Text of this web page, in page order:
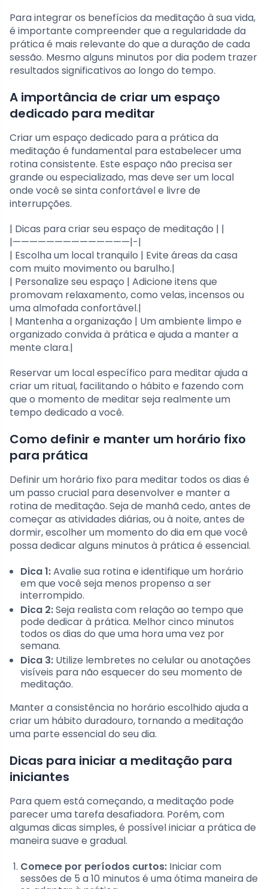
Para integrar os benefícios da meditação à sua vida,
é importante compreender que a regularidade da
prática é mais relevante do que a duração de cada
sessão. Mesmo alguns minutos por dia podem trazer
resultados significativos ao longo do tempo.
A importância de criar um espaço
dedicado para meditar
Criar um espaço dedicado para a prática da
meditação é fundamental para estabelecer uma
rotina consistente. Este espaço não precisa ser
grande ou especializado, mas deve ser um local
onde você se sinta confortável e livre de
interrupções.
| Dicas para criar seu espaço de meditação | |
|——————————————|-|
| Escolha um local tranquilo | Evite áreas da casa
com muito movimento ou barulho.|
| Personalize seu espaço | Adicione itens que
promovam relaxamento, como velas, incensos ou
uma almofada confortável.|
| Mantenha a organização | Um ambiente limpo e
organizado convida à prática e ajuda a manter a
mente clara.|
Reservar um local específico para meditar ajuda a
criar um ritual, facilitando o hábito e fazendo com
que o momento de meditar seja realmente um
tempo dedicado a você.
Como definir e manter um horário fixo
para prática
Definir um horário fixo para meditar todos os dias é
um passo crucial para desenvolver e manter a
rotina de meditação. Seja de manhã cedo, antes de
começar as atividades diárias, ou à noite, antes de
dormir, escolher um momento do dia em que você
possa dedicar alguns minutos à prática é essencial.
Dica 1:Avalie sua rotina e identifique um horário
em que você seja menos propenso a ser
interrompido.
Dica 2:Seja realista com relação ao tempo que
pode dedicar à prática. Melhor cinco minutos
todos os dias do que uma hora uma vez por
semana.
Dica 3: Utilize lembretes no celular ou anotações
visíveis para não esquecer do seu momento de
meditação.
Manter a consistência no horário escolhido ajuda a
criar um hábito duradouro, tornando a meditação
uma parte essencial do seu dia.
Dicas para iniciar a meditação para
iniciantes
Para quem está começando, a meditação pode
parecer uma tarefa desafiadora. Porém, com
algumas dicas simples, é possível iniciar a prática de
maneira suave e gradual.
Comece por períodos curtos: Iniciar com
sessões de 5 a 10 minutos é uma ótima maneira de